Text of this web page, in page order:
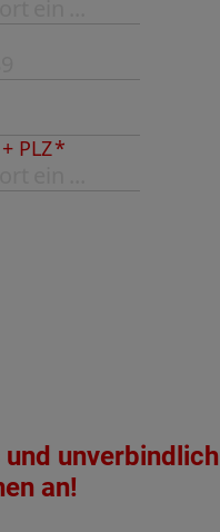
unverbindlich
an!